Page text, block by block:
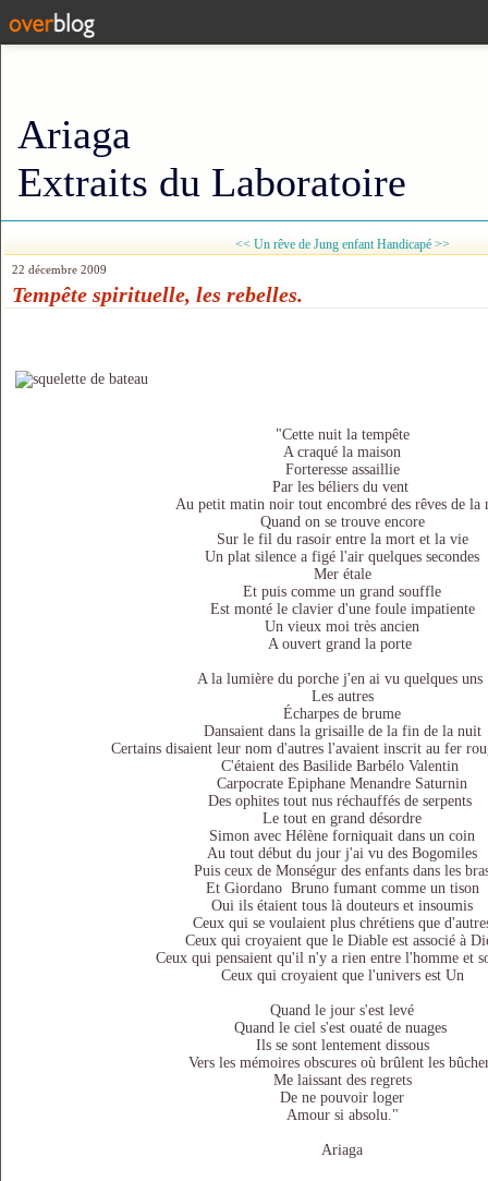
Ariaga
Extraits du Laboratoire
<< Un rêve de Jung enfant Handicapé >>
22 décembre 2009
Tempête spirituelle, les rebelles.
"Cette nuit la tempête
A craqué la maison
Forteresse assaillie
Par les béliers du vent
Au petit matin noir tout encombré des rêves de la
Quand on se trouve encore
Sur le fil du rasoir entre la mort et la vie
Un plat silence a figé l'air quelques secondes
Mer étale
Et puis comme un grand souffle
Est monté le clavier d'une foule impatiente
Un vieux moi très ancien
A ouvert grand la porte
A la lumière du porche j'en ai vu quelques uns
Les autres
Écharpes de brume
Dansaient dans la grisaille de la fin de la nuit
Certains disaient leur nom d'autres l'avaient inscrit au fer
C'étaient des Basilide Barbélo Valentin
Carpocrate Epiphane Menandre Saturnin
Des ophites tout nus réchauffés de serpents
Le tout en grand désordre
Simon avec Hélène forniquait dans un coin
Au tout début du jour j'ai vu des Bogomiles
Puis ceux de Monségur des enfants dans les
Et Giordano Bruno fumant comme un tison
Oui ils étaient tous là douteurs et insoumis
Ceux qui se voulaient plus chrétiens que
Ceux qui croyaient que le Diable est associé à
Ceux qui pensaient qu'il n'y a rien entre l'homme et
Ceux qui croyaient que l'univers est Un
Quand le jour s'est levé
Quand le ciel s'est ouaté de nuages
Ils se sont lentement dissous
Vers les mémoires obscures où brûlent les
Me laissant des regrets
De ne pouvoir loger
Amour si absolu."
Ariaga